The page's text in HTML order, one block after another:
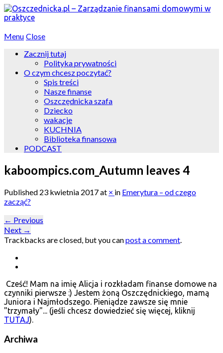
Menu Close
Zacznij tutaj
Polityka prywatności
O czym chcesz poczytać?
Spis treści
Nasze finanse
Oszczędnicka szafa
Dziecko
wakacje
KUCHNIA
Biblioteka finansowa
PODCAST
kaboompics.com_Autumn leaves 4
Published 23 kwietnia 2017at × in Emerytura – od czego
zacząć?
← Previous
Next →
Trackbacks are closed, but you canpost a comment
Cześć! Mam na imię Alicja i rozkładam finanse domowe na
czynniki pierwsze :) Jestem żoną Oszczędnickiego, mamą
Juniora i Najmłodszego. Pieniądze zawsze się mnie
"trzymały"... (jeśli chcesz dowiedzieć się więcej, kliknij
TUTAJ).
Archiwa